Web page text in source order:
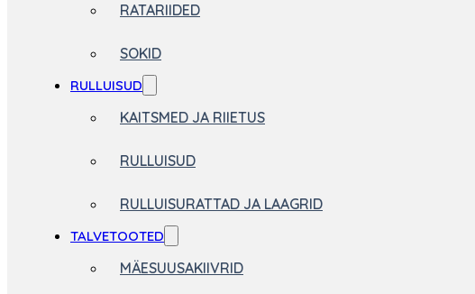
RATARIIDED
SOKID
RULLUISUD
KAITSMED JA RIIETUS
RULLUISUD
RULLUISURATTAD JA LAAGRID
TALVETOOTED
MÄESUUSAKIIVRID